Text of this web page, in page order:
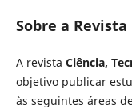
Sobre a Revista
A revista Ciência,
objetivo publicar
às seguintes áreas